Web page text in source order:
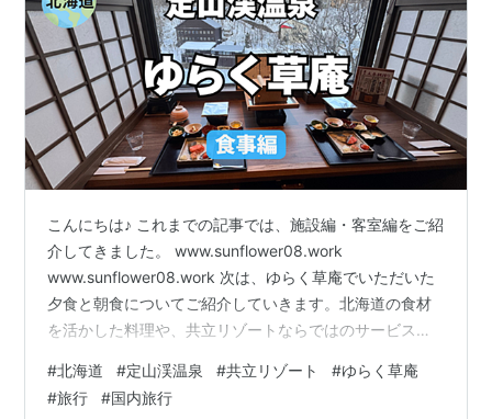
こんにちは♪ これまでの記事では、施設編・客室編をご紹
介してきました。 www.sunflower08.work
www.sunflower08.work 次は、ゆらく草庵でいただいた
夕食と朝食についてご紹介していきます。北海道の食材
を活かした料理や、共立リゾートならではのサービスも
雰囲気 夜鳴きそば 朝食 宿泊代金について まとめ 夕食会
場・雰囲気 夕食会場は「行雲」 席は間仕切りのある半個
#北海道 #定山渓温泉 #共立リゾート #ゆらく草庵
#旅行 #国内旅行